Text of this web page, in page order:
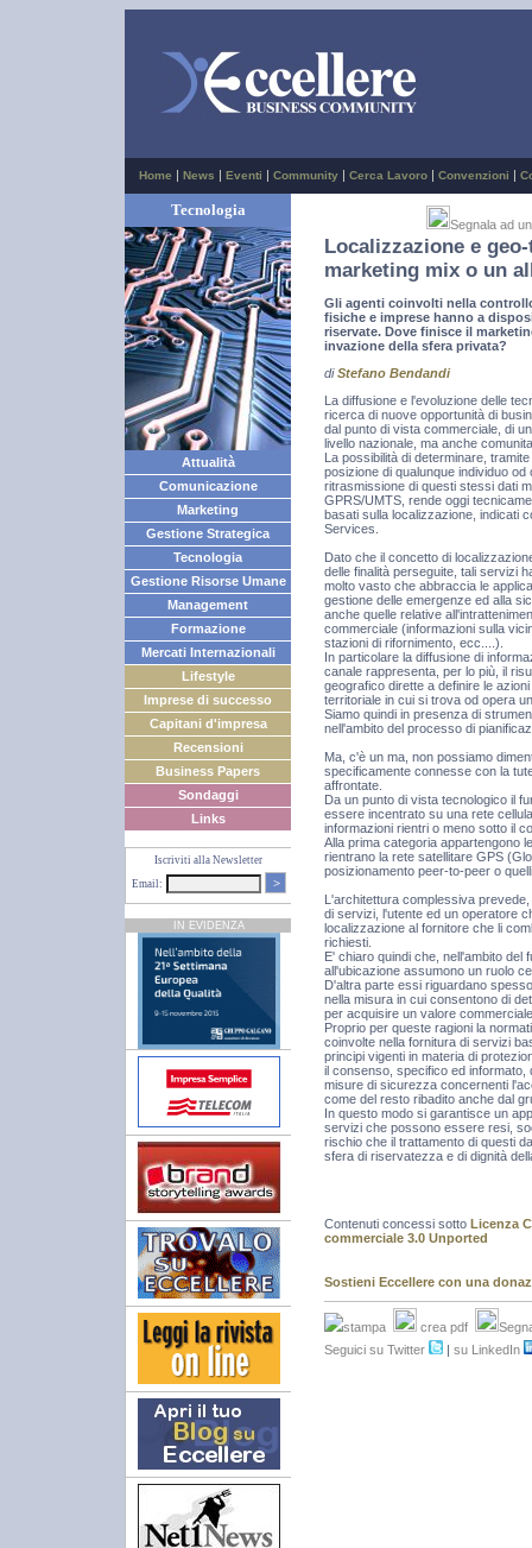
Home | News | Eventi | Community | Cerca Lavoro | Convenzioni |
Tecnologia
Attualità
Comunicazione
Marketing
Gestione Strategica
Tecnologia
Gestione Risorse Umane
Management
Formazione
Mercati Internazionali
Lifestyle
Imprese di successo
Capitani d'impresa
Recensioni
Business Papers
Sondaggi
Links
Iscriviti alla Newsletter
Email:
>
IN EVIDENZA
Segnala ad
Localizzazione e
marketing mix o un
Gli agenti coinvolti nella
fisiche e imprese hanno a
riservate. Dove finisce il
invazione della sfera privata?
diStefano Bendandi
La diffusione e l'evoluzione delle
ricerca di nuove opportunità di
dal punto di vista commerciale, di
livello nazionale, ma anche
La possibilità di determinare,
posizione di qualunque individuo
ritrasmissione di questi stessi dati
GPRS/UMTS, rende oggi
basati sulla localizzazione, indicati
Services.
Dato che il concetto di
delle finalità perseguite, tali servizi
molto vasto che abbraccia le
gestione delle emergenze ed alla
anche quelle relative
commerciale (informazioni sulla
stazioni di rifornimento, ecc....).
In particolare la diffusione di
canale rappresenta, per lo più, il
geografico dirette a definire le
territoriale in cui si trova od opera
Siamo quindi in presenza di
nell'ambito del processo di
Ma, c'è un ma, non possiamo
specificamente connesse con la
affrontate.
Da un punto di vista tecnologico il
essere incentrato su una rete
informazioni rientri o meno sotto il
Alla prima categoria appartengono
rientrano la rete satellitare GPS
posizionamento peer-to-peer o
L'architettura complessiva
di servizi, l'utente ed un operatore
localizzazione al fornitore che li
richiesti.
E' chiaro quindi che, nell'ambito del
all'ubicazione assumono un ruolo
D'altra parte essi riguardano
nella misura in cui consentono di
per acquisire un valore
Proprio per queste ragioni la
coinvolte nella fornitura di servizi
principi vigenti in materia di
il consenso, specifico ed informato,
misure di sicurezza concernenti
come del resto ribadito anche dal
In questo modo si garantisce un
servizi che possono essere resi,
rischio che il trattamento di questi
sfera di riservatezza e di dignità
Contenuti concessi sotto Licenza
commerciale 3.0 Unported
Sostieni Eccellere con una
stampa crea pdf
Seguici su Twitter
su LinkedIn